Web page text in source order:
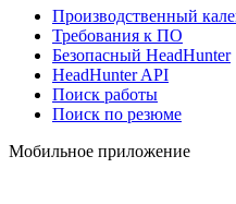
Производственный
Требования к ПО
Безопасный HeadHunter
HeadHunter API
Поиск работы
Поиск по резюме
Мобильное приложение